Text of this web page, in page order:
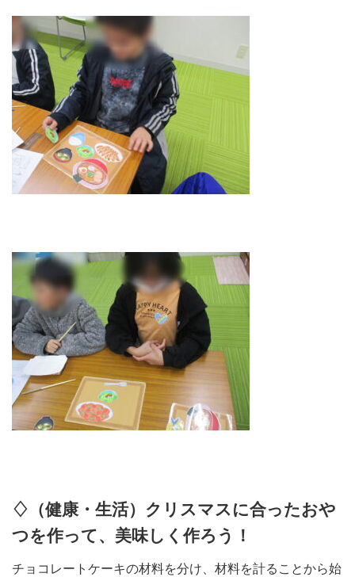
♢（健康・生活）クリスマスに合ったおや
つを作って、美味しく作ろう！
チョコレートケーキの材料を分け、材料を計ることから始